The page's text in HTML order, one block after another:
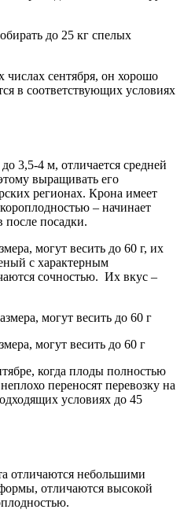
до 25 кг спелых
сентября, он хорошо
в соответствующих условиях
3,5-4 м, отличается средней
выращивать его
регионах. Крона имеет
– начинает
после посадки.
могут весить до 60 г, их
с характерным
сочностью. Их вкус –
могут весить до 60 г
когда плоды полностью
переносят перевозку на
условиях до 45
отличаются небольшими
отличаются высокой